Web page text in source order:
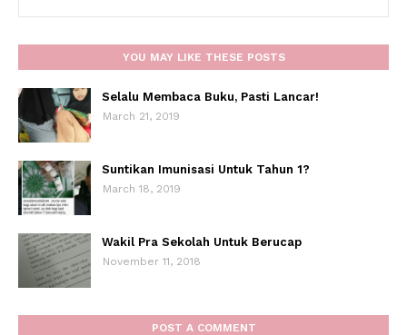
YOU MAY LIKE THESE POSTS
Selalu Membaca Buku, Pasti Lancar!
March 21, 2019
Suntikan Imunisasi Untuk Tahun 1?
March 18, 2019
Wakil Pra Sekolah Untuk Berucap
November 11, 2018
POST A COMMENT